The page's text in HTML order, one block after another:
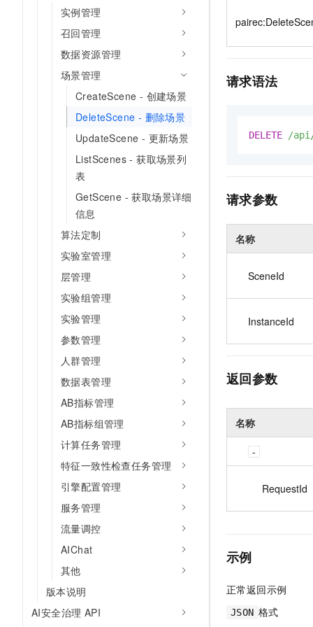
实例管理
召回管理
数据资源管理
场景管理
CreateScene - 创建场景
DeleteScene - 删除场景
UpdateScene - 更新场景
ListScenes - 获取场景列
表
GetScene - 获取场景详细
信息
算法定制
实验室管理
层管理
实验组管理
实验管理
参数管理
人群管理
数据表管理
AB指标管理
AB指标组管理
计算任务管理
特征一致性检查任务管理
引擎配置管理
服务管理
流量调控
AIChat
其他
版本说明
AI安全治理 API
请求语法
DELETE /
请求参数
名称
SceneId
InstanceId
返回参数
名称
RequestId
示例
正常返回示例
JSON 格式
专有云